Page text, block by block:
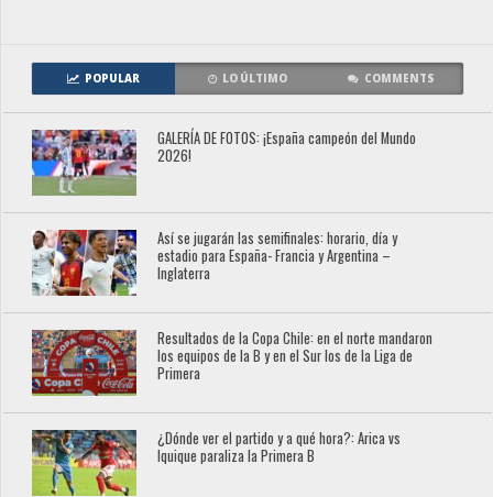
POPULAR LO ÚLTIMO COMMENTS
GALERÍA DE FOTOS: ¡España campeón del Mundo
2026!
Así se jugarán las semifinales: horario, día y
estadio para España- Francia y Argentina –
Inglaterra
Resultados de la Copa Chile: en el norte mandaron
los equipos de la B y en el Sur los de la Liga de
Primera
¿Dónde ver el partido y a qué hora?: Arica vs
Iquique paraliza la Primera B